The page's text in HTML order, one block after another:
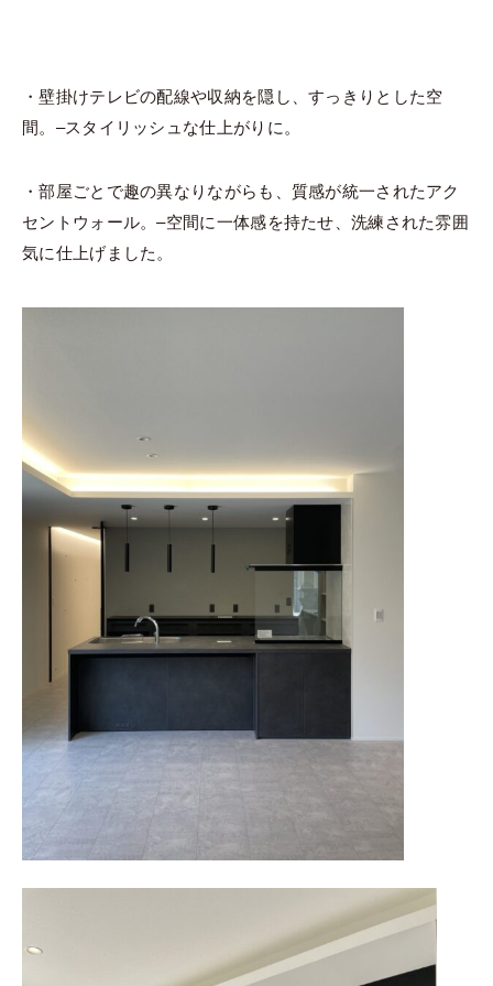
・壁掛けテレビの配線や収納を隠し、すっきりとした空
間。–スタイリッシュな仕上がりに。
・部屋ごとで趣の異なりながらも、質感が統一されたアク
セントウォール。–空間に一体感を持たせ、洗練された雰囲
気に仕上げました。